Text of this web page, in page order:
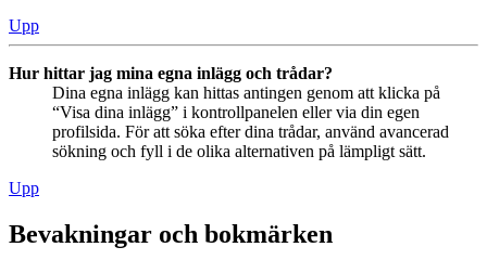
Upp
Hur hittar jag mina egna inlägg och trådar?
Dina egna inlägg kan hittas antingen genom att klicka på
“Visa dina inlägg” i kontrollpanelen eller via din egen
profilsida. För att söka efter dina trådar, använd avancerad
sökning och fyll i de olika alternativen på lämpligt sätt.
Upp
Bevakningar och bokmärken